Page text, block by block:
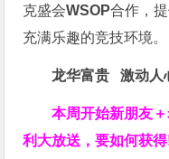
克盛会WSOP合作，
充满乐趣的竞技环境。
龙华富贵 激动人
本周开始新朋友
利大放送，要如何获